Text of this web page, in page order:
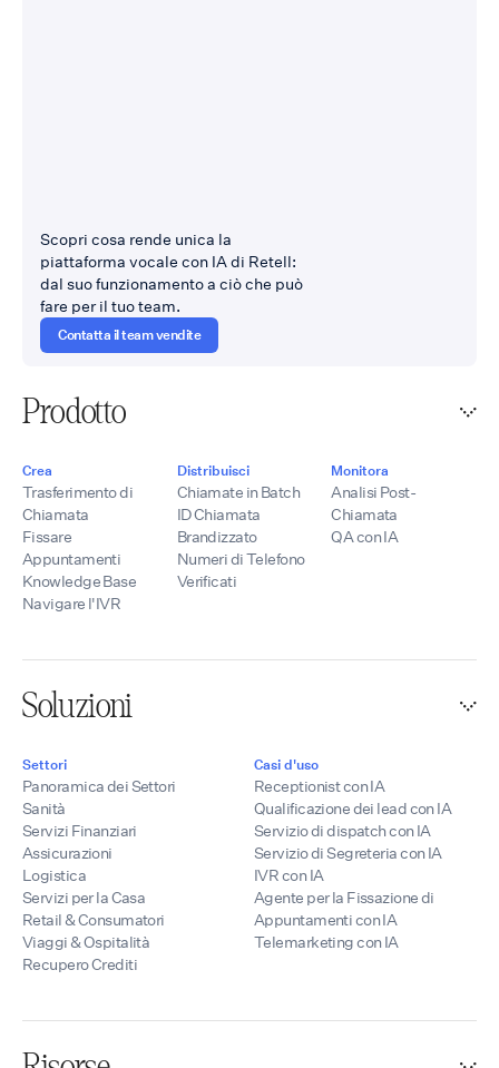
Scopri cosa rende unica la
piattaforma vocale con IA di Retell:
dal suo funzionamento a ciò che può
fare per il tuo team.
Contatta il team vendite
Prodotto
Crea
Trasferimento di
Chiamata
Fissare
Appuntamenti
Knowledge Base
Navigare l'IVR
Distribuisci
Chiamate in Batch
ID Chiamata
Brandizzato
Numeri di Telefono
Verificati
Monitora
Analisi Post-
Chiamata
QA con IA
Soluzioni
Settori
Panoramica dei Settori
Sanità
Servizi Finanziari
Assicurazioni
Logistica
Servizi per la Casa
Retail & Consumatori
Viaggi & Ospitalità
Recupero Crediti
Casi d'uso
Receptionist con IA
Qualificazione dei lead con IA
Servizio di dispatch con IA
Servizio di Segreteria con IA
IVR con IA
Agente per la Fissazione di
Appuntamenti con IA
Telemarketing con IA